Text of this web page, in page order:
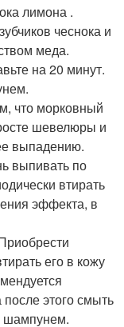
лимона .
чеснока и
меда.
на 20 минут.
что морковный
шевелюры и
выпадению.
выпивать по
втирать
эффекта, в
его в кожу
этого смыть
шампунем.